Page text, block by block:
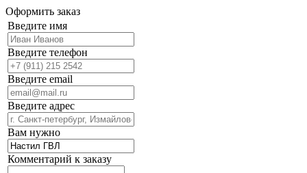
Оформить заказ
Введите имя
Введите телефон
Введите email
Введите адрес
Вам нужно
Комментарий к заказу